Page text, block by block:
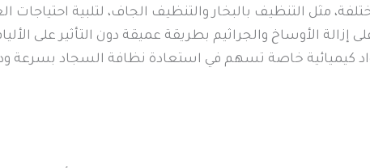
مثل التنظيف بالبخار والتنظيف الجاف، لتلبية احتياجات
إزالة الأوساخ والجراثيم بطريقة عميقة دون التأثير على
كيميائية خاصة تسهم في استعادة نظافة السجاد بسرعة